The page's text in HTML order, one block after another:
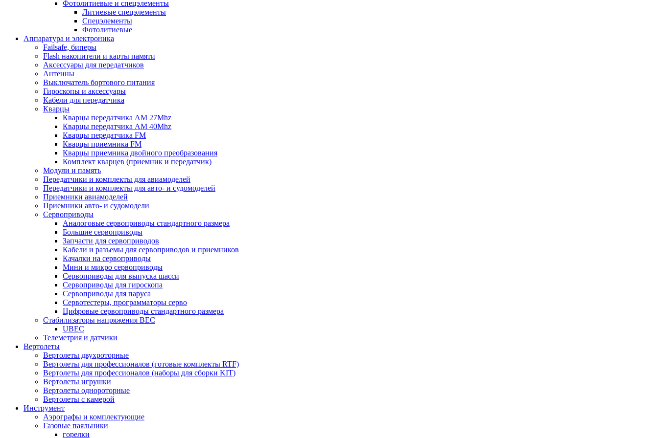
Фотолитиевые и спецэлементы
Литиевые спецэлементы
Спецэлементы
Фотолитиевые
Аппаратура и электроника
Failsafe, биперы
Flash накопители и карты памяти
Аксессуары для передатчиков
Антенны
Выключатель бортового питания
Гироскопы и аксессуары
Кабели для передатчика
Кварцы
Кварцы передатчика AM 27Mhz
Кварцы передатчика AM 40Mhz
Кварцы передатчика FM
Кварцы приемника FM
Кварцы приемника двойного преобразования
Комплект кварцев (приемник и передатчик)
Модули и память
Передатчики и комплекты для авиамоделей
Передатчики и комплекты для авто- и судомоделей
Приемники авиамоделей
Приемники авто- и судомодели
Сервоприводы
Аналоговые сервоприводы стандартного размера
Большие сервоприводы
Запчасти для сервоприводов
Кабели и разъемы для сервоприводов и приемников
Качалки на сервоприводы
Мини и микро сервоприводы
Сервоприводы для выпуска шасси
Сервоприводы для гироскопа
Сервоприводы для паруса
Сервотестеры, программаторы серво
Цифровые сервоприводы стандартного размера
Стабилизаторы напряжения BEC
UBEC
Телеметрия и датчики
Вертолеты
Вертолеты двухроторные
Вертолеты для профессионалов (готовые комплекты RTF)
Вертолеты для профессионалов (наборы для сборки KIT)
Вертолеты игрушки
Вертолеты однороторные
Вертолеты с камерой
Инструмент
Аэрографы и комплектующие
Газовые паяльники
горелки